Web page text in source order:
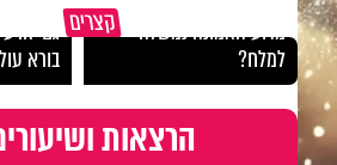
קצרים
מדוע האמונה נמשלה
למלח?
גם
בורא
הרצאות